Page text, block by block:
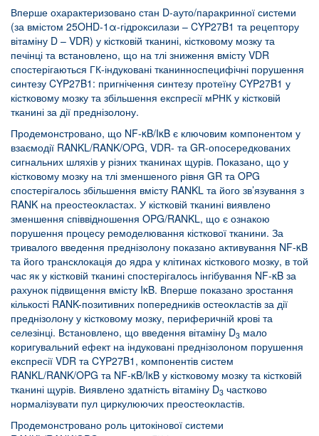
Вперше охарактеризовано стан D-ауто/паракринної системи
(за вмістом 25OHD-1α-гідроксилази – CYP27B1 та рецептору
вітаміну D – VDR) у кістковій тканині, кістковому мозку та
печінці та встановлено, що на тлі зниження вмісту VDR
спостерігаються ГК-індуковані тканинноспецифічні порушення
синтезу CYP27B1: пригнічення синтезу протеїну CYP27B1 у
кістковому мозку та збільшення експресії мРНК у кістковій
тканині за дії преднізолону.
Продемонстровано, що NF-κB/IκB є ключовим компонентом у
взаємодії RANKL/RANK/OPG, VDR- та GR-опосередкованих
сигнальних шляхів у різних тканинах щурів. Показано, що у
кістковому мозку на тлі зменшеного рівня GR та OPG
спостерігалось збільшення вмісту RANKL та його зв’язування з
RANK на преостеокластах. У кістковій тканині виявлено
зменшення співвідношення OPG/RANKL, що є ознакою
порушення процесу ремоделювання кісткової тканини. За
тривалого введення преднізолону показано активування NF-κB
та його трансклокація до ядра у клітинах кісткового мозку, в той
час як у кістковій тканині спостерігалось інгібування NF-κB за
рахунок підвищення вмісту IκB. Вперше показано зростання
кількості RANK-позитивних попередників остеокластів за дії
преднізолону у кістковому мозку, периферичній крові та
селезінці. Встановлено, що введення вітаміну D3 мало
коригувальний ефект на індуковані преднізолоном порушення
експресії VDR та CYP27B1, компонентів систем
RANKL/RANK/OPG та NF-κB/IκB у кістковому мозку та кістковій
тканині щурів. Виявлено здатність вітаміну D3 частково
нормалізувати пул циркулюючих преостеокластів.
Продемонстровано роль цитокінової системи